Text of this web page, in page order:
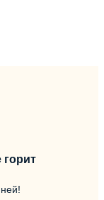
горит